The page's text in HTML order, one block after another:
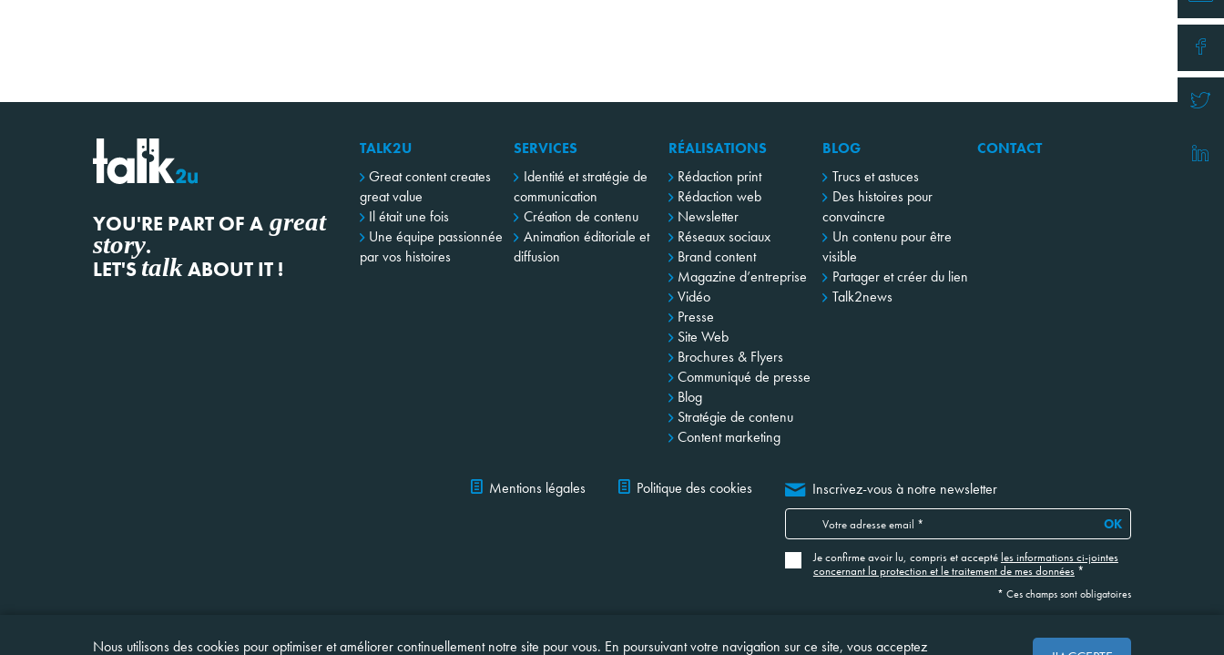
YOU'RE PART OF A great
story.
LET'S talkABOUT IT !
TALK2U
Great content creates
great value
Il était une fois
Une équipe passionnée
par vos histoires
SERVICES
Identité et stratégie de
communication
Création de contenu
Animation éditoriale et
diffusion
RÉALISATIONS
Rédaction print
Rédaction web
Newsletter
Réseaux sociaux
Brand content
Magazine d’entreprise
Vidéo
Presse
Site Web
Brochures & Flyers
Communiqué de presse
Blog
Stratégie de contenu
Content marketing
BLOG
Trucs et astuces
Des histoires pour
convaincre
Un contenu pour être
visible
Partager et créer du lien
Talk2news
CONTACT
Mentions légales Politique des cookies Inscrivez-vous à notre newsletter
Je confirme avoir lu, compris et acceptéles informations ci-jointes
concernant la protection et le traitement de mes données*
* Ces champs sont obligatoires
OK
Site web réalisé en collaboration avec NOOSPHERE
Nous utilisons des cookies pour optimiser et améliorer continuellement notre site pour vous. En poursuivant votre navigation sur ce site, vous acceptez